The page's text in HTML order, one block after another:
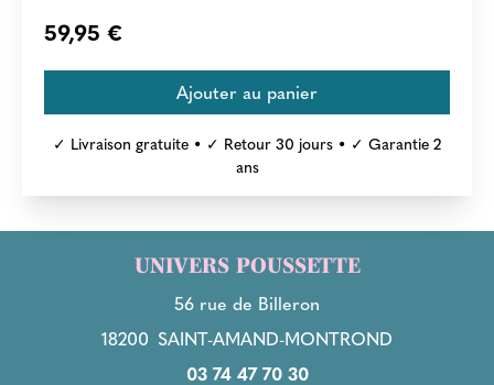
59,95 €
✓ Livraison gratuite • ✓ Retour 30 jours • ✓ Garantie 2
ans
UNIVERS POUSSETTE
56 rue de Billeron
18200 SAINT-AMAND-MONTROND
03 74 47 70 30